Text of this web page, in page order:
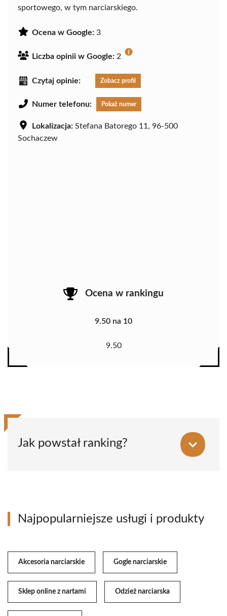
sportowego, w tym narciarskiego.
Ocena w Google: 3
Liczba opinii w Google: 2
Czytaj opinie: Zobacz profil
Numer telefonu: Pokaż numer
Lokalizacja: Stefana Batorego 11, 96-500
Sochaczew
Ocena w rankingu
9.50 na 10
9.50
Jak powstał ranking?
Najpopularniejsze usługi i produkty
Akcesoria narciarskie Gogle narciarskie
Sklep online z nartami Odzież narciarska